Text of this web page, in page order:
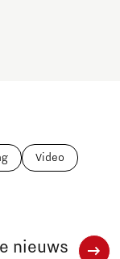
Video
nieuws